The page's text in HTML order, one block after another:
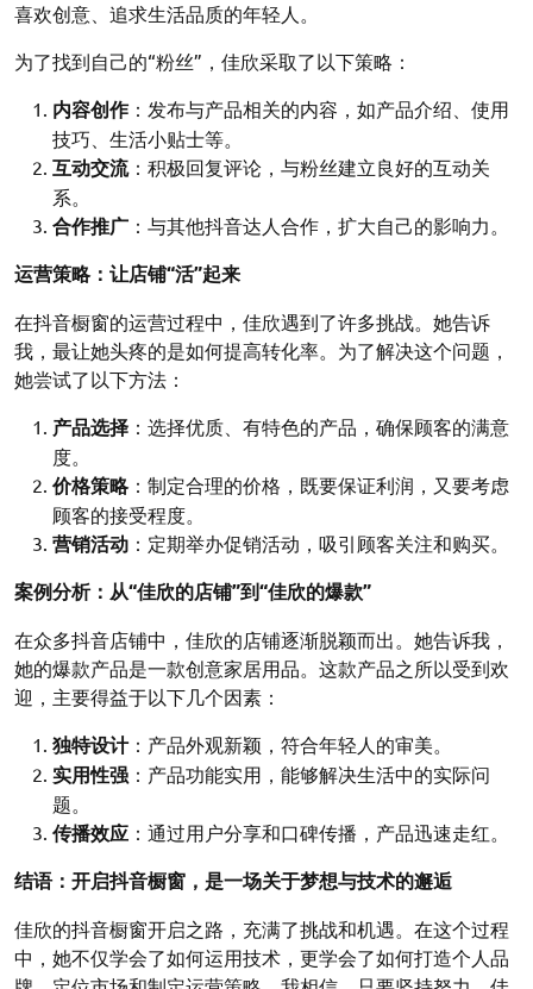
喜欢创意、追求生活品质的年轻人。
为了找到自己的“粉丝”，佳欣采取了以下策略：
内容创作：发布与产品相关的内容，如产品介绍、使用
技巧、生活小贴士等。
互动交流：积极回复评论，与粉丝建立良好的互动关
系。
合作推广 ：与其他抖音达人合作，扩大自己的影响力。
运营策略：让店铺“活”起来
在抖音橱窗的运营过程中，佳欣遇到了许多挑战。她告诉
我，最让她头疼的是如何提高转化率。为了解决这个问题，
她尝试了以下方法：
产品选择 ：选择优质、有特色的产品，确保顾客的满意
度。
价格策略：制定合理的价格，既要保证利润，又要考虑
顾客的接受程度。
营销活动 ：定期举办促销活动，吸引顾客关注和购买。
案例分析：从“佳欣的店铺”到“佳欣的爆款”
在众多抖音店铺中，佳欣的店铺逐渐脱颖而出。她告诉我，
她的爆款产品是一款创意家居用品。这款产品之所以受到欢
迎，主要得益于以下几个因素：
独特设计：产品外观新颖，符合年轻人的审美。
实用性强 ：产品功能实用，能够解决生活中的实际问
题。
传播效应 ：通过用户分享和口碑传播，产品迅速走红。
结语：开启抖音橱窗，是一场关于梦想与技术的邂逅
佳欣的抖音橱窗开启之路，充满了挑战和机遇。在这个过程
中，她不仅学会了如何运用技术，更学会了如何打造个人品